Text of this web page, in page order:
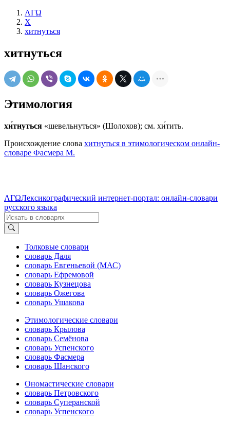
ΛΓΩ
Х
хитнуться
хитнуться
Этимология
хи́тнуться «шевельнуться» (Шолохов); см. хи́тить.
Происхождение слова хитнуться в этимологическом онлайн-
словаре Фасмера М.
ΛΓΩЛексикографический интернет-портал: онлайн-словари
русского языка
Толковые словари
словарь Даля
словарь Евгеньевой (МАС)
словарь Ефремовой
словарь Кузнецова
словарь Ожегова
словарь Ушакова
Этимологические словари
словарь Крылова
словарь Семёнова
словарь Успенского
словарь Фасмера
словарь Шанского
Ономастические словари
словарь Петровского
словарь Суперанской
словарь Успенского